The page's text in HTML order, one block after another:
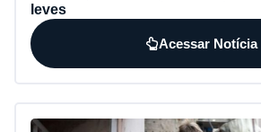
leves
Acessar Notícia